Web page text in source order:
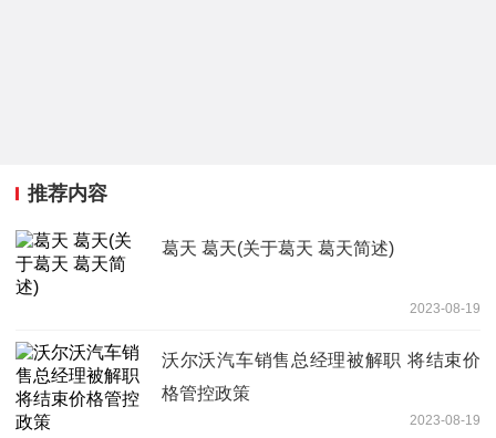
推荐内容
葛天 葛天(关于葛天 葛天简述)
2023-08-19
沃尔沃汽车销售总经理被解职 将结束价
格管控政策
2023-08-19